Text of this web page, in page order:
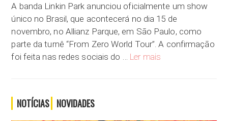
A banda Linkin Park anunciou oficialmente um show
único no Brasil, que acontecerá no dia 15 de
novembro, no Allianz Parque, em São Paulo, como
parte da turnê “From Zero World Tour”. A confirmação
foi feita nas redes sociais do … Ler mais
NOTÍCIAS NOVIDADES